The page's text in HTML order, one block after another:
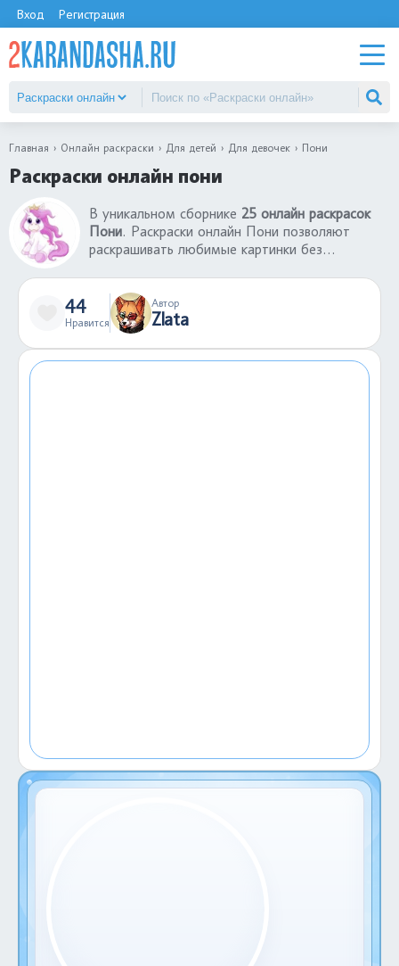
Вход Регистрация
Главная Онлайн раскраски Для детей Для девочек Пони
Раскраски онлайн пони
В уникальном сборнике 25 онлайн раскрасок
Пони. Раскраски онлайн Пони позволяют
раскрашивать любимые картинки без
здесь и сейчас. Большой выбор раскрасок
онлайн Пони понравятся детям любого
возраста. Можно экспериментировать,
44
Нравится
Автор
Zlata